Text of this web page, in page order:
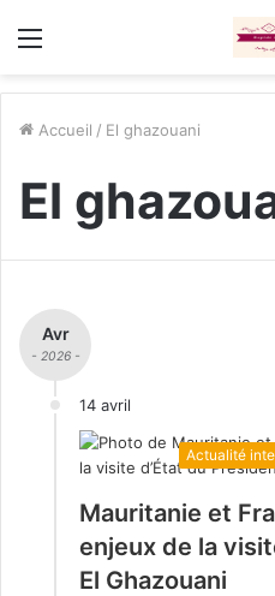
Menu
Accueil / El ghazouani
El
Avr
- 2026 -
14 avril
Actualité
Mauritanie et
enjeux de la
El Ghazouani